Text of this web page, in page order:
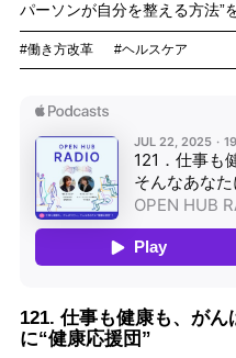
パーソンが自分を整える方法”
#働き方改革 #ヘルスケア
121. 仕事も健康も、が
に“健康応援団”